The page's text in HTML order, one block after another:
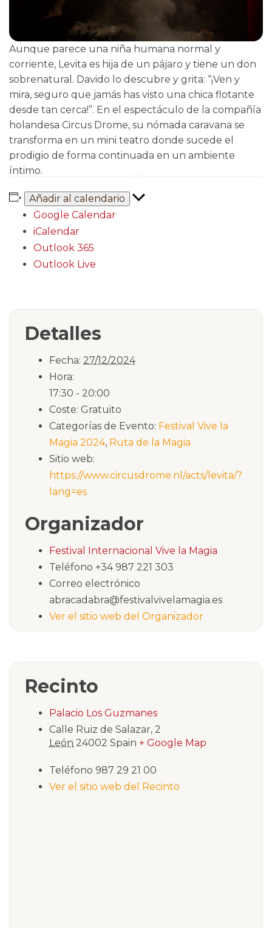
Aunque parece una niña humana normal y
corriente, Levita es hija de un pájaro y tiene un don
sobrenatural. Davido lo descubre y grita: “¡Ven y
mira, seguro que jamás has visto una chica flotante
desde tan cerca!”. En el espectáculo de la compañía
holandesa Circus Drome, su nómada caravana se
transforma en un mini teatro donde sucede el
prodigio de forma continuada en un ambiente
íntimo.
Añadir al calendario
Google Calendar
iCalendar
Outlook 365
Outlook Live
Detalles
Fecha: 27/12/2024
Hora:
17:30 - 20:00
Coste: Gratuito
Categorías de Evento: Festival Vive la
Magia 2024, Ruta de la Magia
Sitio web:
https://www.circusdrome.nl/acts/levita/?
lang=es
Organizador
Festival Internacional Vive la Magia
Teléfono +34 987 221 303
Correo electrónico
abracadabra@festivalvivelamagia.es
Ver el sitio web del Organizador
Recinto
Palacio Los Guzmanes
Calle Ruiz de Salazar, 2
León 24002 Spain + Google Map
Teléfono 987 29 21 00
Ver el sitio web del Recinto